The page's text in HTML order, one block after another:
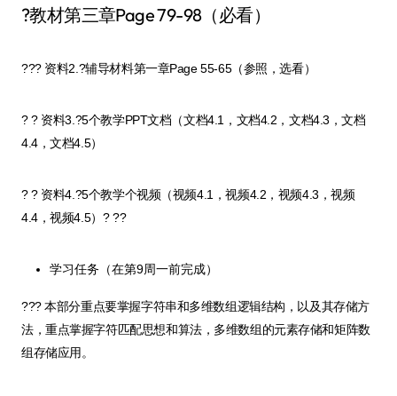
?教材第三章Page 79-98（必看）
??? 资料2.?辅导材料第一章Page 55-65（参照，选看）
? ? 资料3.?5个教学PPT文档（文档4.1，文档4.2，文档4.3，文档
4.4，文档4.5）
? ? 资料4.?5个教学个视频（视频4.1，视频4.2，视频4.3，视频
4.4，视频4.5）? ??
学习任务（在第9周一前完成）
??? 本部分重点要掌握字符串和多维数组逻辑结构，以及其存储方
法，重点掌握字符匹配思想和算法，多维数组的元素存储和矩阵数
组存储应用。